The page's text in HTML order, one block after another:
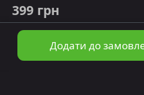
399 грн
Додати до